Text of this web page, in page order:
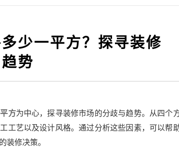
少一平方？探寻装修
势
方为中心，探寻装修市场的分歧与趋势。从四个
工艺以及设计风格。通过分析这些因素，可以帮
装修决策。